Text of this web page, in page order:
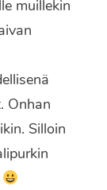
muillekin
Onhan
Silloin